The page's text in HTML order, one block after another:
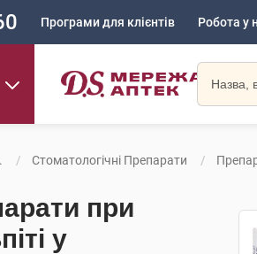
Програми для клієнтів Робота у
Стоматологічні Препарати
при
у